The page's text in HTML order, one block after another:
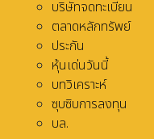
บริษัทจดทะเบียน
ตลาดหลักทรัพย์
ประกัน
หุ้นเด่นวันนี้
บทวิเคราะห์
ซุบซิบการลงทุน
บล.